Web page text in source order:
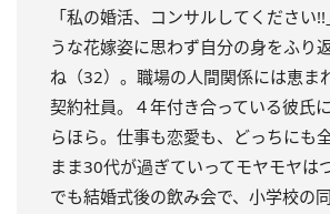
「私の婚活、コンサルしてください
うな花嫁姿に思わず自分の身をふり
ね（32）。職場の人間関係には恵ま
契約社員。４年付き合っている彼氏
らほら。仕事も恋愛も、どっちにも
まま30代が過ぎていってモヤモヤは
でも結婚式後の飲み会で、小学校の